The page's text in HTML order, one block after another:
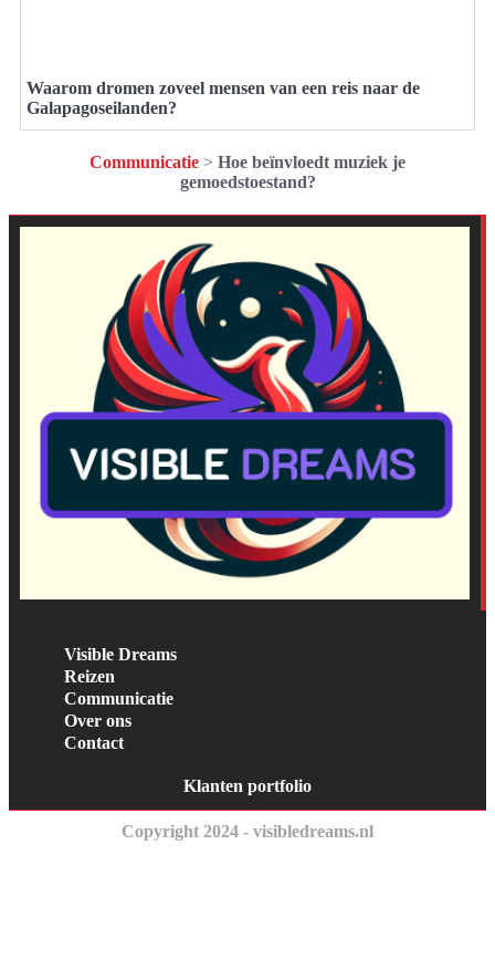
Waarom dromen zoveel mensen van een reis naar de
Galapagoseilanden?
Communicatie > Hoe beïnvloedt muziek je
gemoedstoestand?
Visible Dreams
Reizen
Communicatie
Over ons
Contact
Klanten portfolio
Copyright 2024 - visibledreams.nl